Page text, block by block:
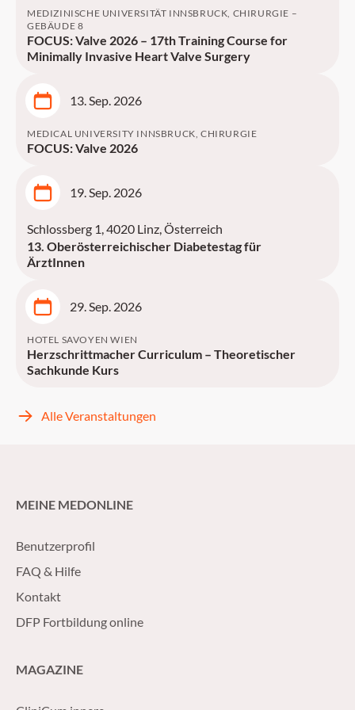
MEDIZINISCHE UNIVERSITÄT INNSBRUCK, CHIRURGIE –
GEBÄUDE 8
FOCUS: Valve 2026 – 17th Training Course for
Minimally Invasive Heart Valve Surgery
13. Sep. 2026
MEDICAL UNIVERSITY INNSBRUCK, CHIRURGIE
FOCUS: Valve 2026
19. Sep. 2026
Schlossberg 1, 4020 Linz, Österreich
13. Oberösterreichischer Diabetestag für
ÄrztInnen
29. Sep. 2026
HOTEL SAVOYEN WIEN
Herzschrittmacher Curriculum – Theoretischer
Sachkunde Kurs
Alle Veranstaltungen
MEINE MEDONLINE
Benutzerprofil
FAQ & Hilfe
Kontakt
DFP Fortbildung online
MAGAZINE